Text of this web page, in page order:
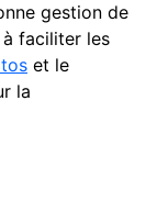
gestion de
faciliter les
et le
la